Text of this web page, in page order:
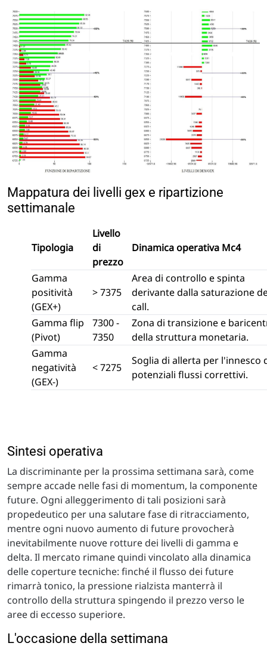
Mappatura dei livelli gex e ripartizione
settimanale
Tipologia
Livello
di
prezzo
Dinamica operativa Mc4
Gamma
positività
(GEX+)
> 7375
Area di controllo e spinta
derivante dalla saturazione
call.
Gamma flip
(Pivot)
7300 -
7350
Zona di transizione e
della struttura monetaria.
Gamma
negatività
(GEX-)
< 7275
Soglia di allerta per l'innesco
potenziali flussi correttivi.
Sintesi operativa
La discriminante per la prossima settimana sarà, come
sempre accade nelle fasi di momentum, la componente
future. Ogni alleggerimento di tali posizioni sarà
propedeutico per una salutare fase di ritracciamento,
mentre ogni nuovo aumento di future provocherà
inevitabilmente nuove rotture dei livelli di gamma e
delta. Il mercato rimane quindi vincolato alla dinamica
delle coperture tecniche: finché il flusso dei future
rimarrà tonico, la pressione rialzista manterrà il
controllo della struttura spingendo il prezzo verso le
aree di eccesso superiore.
L'occasione della settimana